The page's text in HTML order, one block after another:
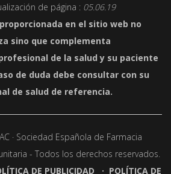
de página : 05.06.19
en el sitio web no
sino que complementa
de la salud y su paciente
de duda debe consultar con su
de salud de referencia.
· Sociedad Española de Farmacia
- Todos los derechos reservados.
DE PUBLICIDAD · POLÍTICA DE